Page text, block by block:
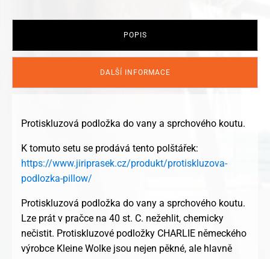
POPIS
DALŠÍ INFORMACE
Protiskluzová podložka do vany a sprchového koutu.
K tomuto setu se prodává tento polštářek:
https://www.jiriprasek.cz/produkt/protiskluzova-
podlozka-pillow/
Protiskluzová podložka do vany a sprchového koutu.
Lze prát v pračce na 40 st. C. nežehlit, chemicky
nečistit. Protiskluzové podložky CHARLIE německého
výrobce Kleine Wolke jsou nejen pěkné, ale hlavně